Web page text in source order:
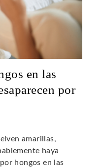
en las
por
amarillas,
haya
hongos en las